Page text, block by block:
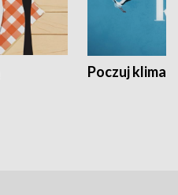
Poczuj klimat